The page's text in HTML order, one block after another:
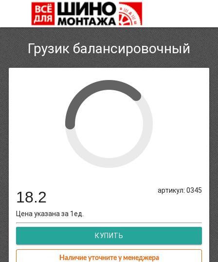
Грузик балансировочный
артикул: 0345
18.2
Цена указана за 1ед.
КУПИТЬ
Наличие уточните у менеджера